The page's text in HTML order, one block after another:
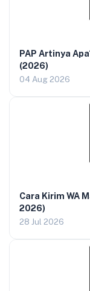
PAP Artinya
(2026)
04 Aug 2026
Cara Kirim WA
2026)
28 Jul 2026